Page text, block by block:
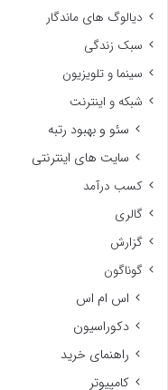
دیالوگ های ماندگار
سبک زندگی
سینما و تلویزیون
شبکه و اینترنت
سئو و بهبود رتبه
سایت های اینترنتی
کسب درآمد
گالری
گزارش
گوناگون
اس ام اس
دکوراسیون
راهنمای خرید
کامپیوتر